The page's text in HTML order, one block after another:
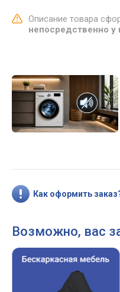
Описание товара
непосредственно у
Как оформить
Возможно, вас